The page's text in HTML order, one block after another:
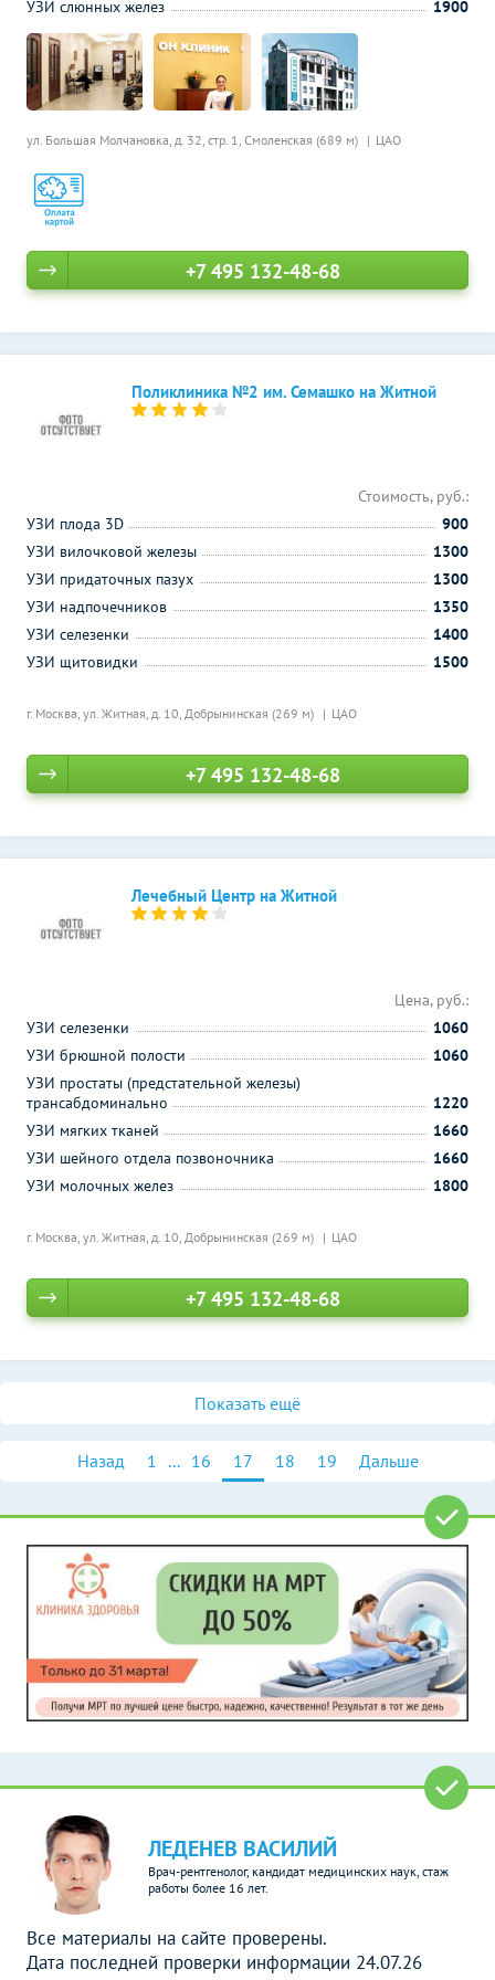
ул. Большая Молчановка, д. 32, стр. 1, Смоленская (689 м) ЦАО
УЗИ слюнных желез 1900
+7 495 132-48-68
Поликлиника №2 им. Семашко на Житной
г. Москва, ул. Житная, д. 10, Добрынинская (269 м) ЦАО
Стоимость, руб.:
УЗИ плода 3D
900
УЗИ вилочковой железы
1300
УЗИ придаточных пазух
1300
УЗИ надпочечников
1350
УЗИ селезенки
1400
УЗИ щитовидки
1500
+7 495 132-48-68
Лечебный Центр на Житной
г. Москва, ул. Житная, д. 10, Добрынинская (269 м) ЦАО
Цена, руб.:
УЗИ селезенки
1060
УЗИ брюшной полости
1060
УЗИ простаты (предстательной железы)
трансабдоминально
1220
УЗИ мягких тканей
1660
УЗИ шейного отдела позвоночника
1660
УЗИ молочных желез
1800
+7 495 132-48-68
Показать ещё
Назад 1 ... 16 17 18 19 Дальше
ЛЕДЕНЕВ ВАСИЛИЙ
Врач-рентгенолог, кандидат медицинских наук, стаж
работы более 16 лет.
Все материалы на сайте проверены.
Дата последней проверки информации 24.07.26